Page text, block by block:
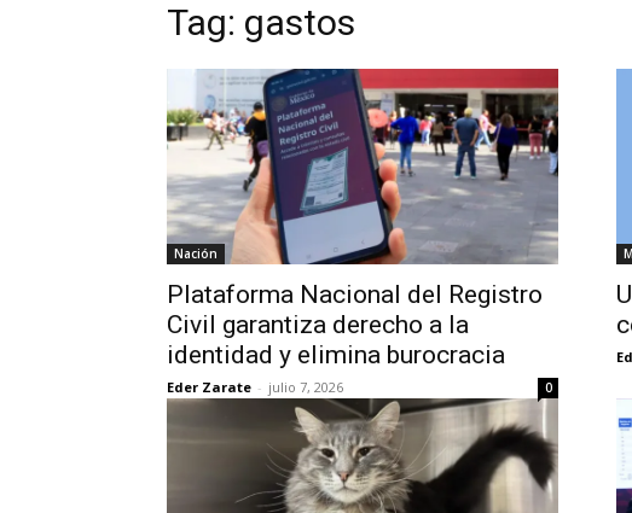
Tag: gastos
Nación
Plataforma Nacional del Registro
Civil garantiza derecho a la
identidad y elimina burocracia
Eder Zarate - julio 7, 2026 0